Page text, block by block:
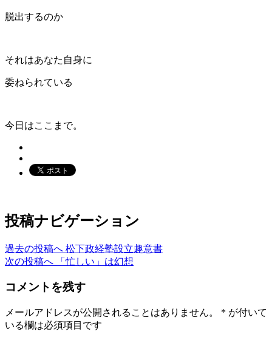
脱出するのか
それはあなた自身に
委ねられている
今日はここまで。
投稿ナビゲーション
過去の投稿へ 松下政経塾設立趣意書
次の投稿へ
「忙しい」は幻想
コメントを残す
メールアドレスが公開されることはありません。 * が付いて
いる欄は必須項目です